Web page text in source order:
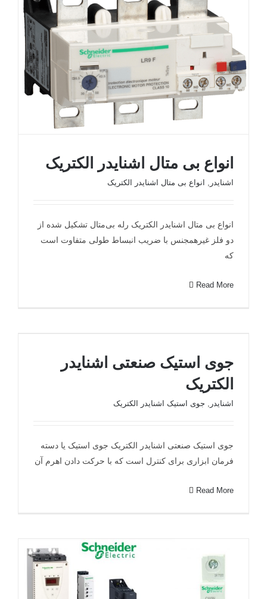
انواع بی متال اشنایدر الکتریک
انواع بی متال اشنایدر الکتریک
اشنایدر انواع بی متال اشنایدر الکتریک
انواع بی متال اشنایدر الکتریک رله بی‌متال تشکیل شده از
دو فلز غیرهمجنس با ضریب انبساط طولی متفاوت است
که
Read More
جوی استیک صنعتی اشنایدر
الکتریک
اشنایدر جوی استیک اشنایدر الکتریک
جوی استیک صنعتی اشنایدر الکتریک جوی استیک یا دسته
فرمان ابزاری برای کنترل است که با حرکت دادن اهرم آن
Read More